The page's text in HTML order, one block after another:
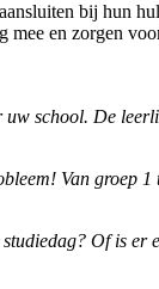
bij hun
en zorgen
school. De
Van groep
Of is